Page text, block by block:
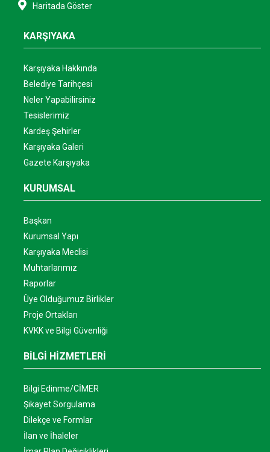
Haritada Göster
KARŞIYAKA
Karşıyaka Hakkında
Belediye Tarihçesi
Neler Yapabilirsiniz
Tesislerimiz
Kardeş Şehirler
Karşıyaka Galeri
Gazete Karşıyaka
KURUMSAL
Başkan
Kurumsal Yapı
Karşıyaka Meclisi
Muhtarlarımız
Raporlar
Üye Olduğumuz Birlikler
Proje Ortakları
KVKK ve Bilgi Güvenliği
BİLGİ HİZMETLERİ
Bilgi Edinme/CİMER
Şikayet Sorgulama
Dilekçe ve Formlar
İlan ve İhaleler